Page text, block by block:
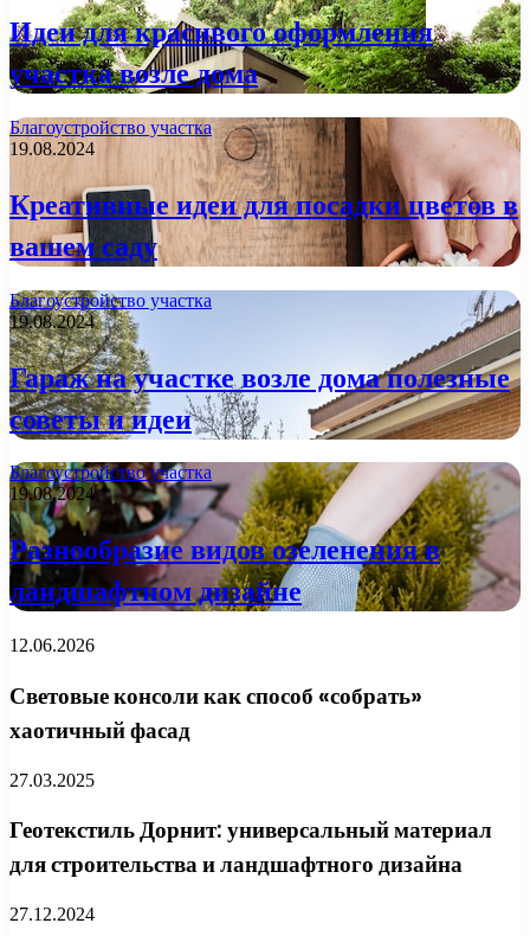
Идеи для красивого оформления
участка возле дома
Благоустройство участка
19.08.2024
Креативные идеи для посадки цветов в
вашем саду
Благоустройство участка
19.08.2024
Гараж на участке возле дома полезные
советы и идеи
Благоустройство участка
19.08.2024
Разнообразие видов озеленения в
ландшафтном дизайне
12.06.2026
Световые консоли как способ «собрать»
хаотичный фасад
27.03.2025
Геотекстиль Дорнит: универсальный материал
для строительства и ландшафтного дизайна
27.12.2024